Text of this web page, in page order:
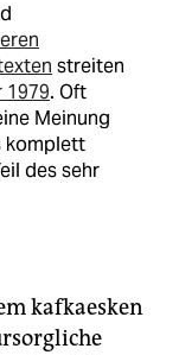
streiten
1979. Oft
Meinung
komplett
des sehr
kafkaesken